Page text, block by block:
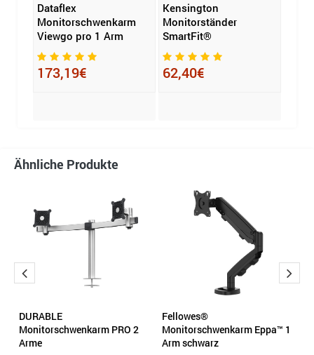
Dataflex
Monitorschwenkarm
Viewgo pro 1 Arm
173,19€
Kensington
Monitorständer
SmartFit®
62,40€
Ähnliche Produkte
DURABLE
Monitorschwenkarm PRO 2
Arme
Fellowes®
Monitorschwenkarm Eppa™ 1
Arm schwarz